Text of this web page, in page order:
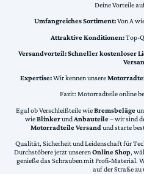
Deine Vorteile
Umfangreiches Sortiment:Von A
Attraktive Konditionen:Top-
Versandvorteil:Schneller kostenloser
Expertise:Wir kennen unsere
Fazit: Motorradteile online
Egal ob Verschleißteile wieBremsbeläge
wieBlinkerundAnbauteile– wir sind
Motorradteile Versand und starte
Qualität, Sicherheit und Leidenschaft für
Durchstöbere jetzt unserenOnline Shop,
genieße das Schrauben mit Profi-Material.
auf der Straße